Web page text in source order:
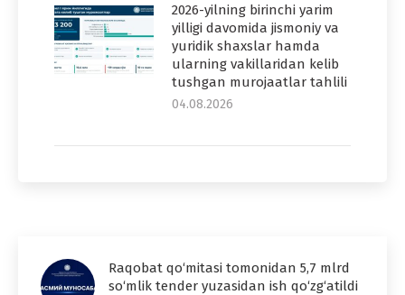
2026-yilning birinchi yarim
yilligi davomida jismoniy va
yuridik shaxslar hamda
ularning vakillaridan kelib
tushgan murojaatlar tahlili
04.08.2026
Raqobat qo‘mitasi tomonidan 5,7 mlrd
so‘mlik tender yuzasidan ish qo‘zg‘atildi